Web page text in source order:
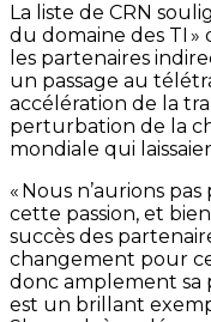
La liste de CRN
du domaine des TI »
les partenaires
un passage au
accélération de la
perturbation de la
mondiale qui
« Nous n’aurions
cette passion, et
succès des
changement pour
donc amplement sa
est un brillant